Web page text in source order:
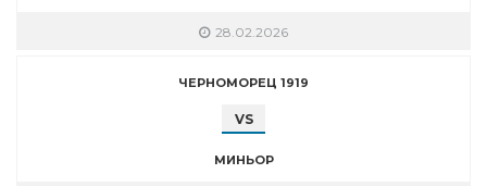
28.02.2026
ЧЕРНОМОРЕЦ 1919
VS
МИНЬОР